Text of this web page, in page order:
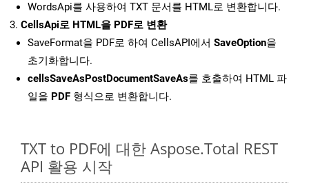
WordsApi를 사용하여 TXT 문서를 HTML로 변환합니다.
CellsApi로 HTML을 PDF로 변환
SaveFormat을 PDF로 하여 CellsAPI에서 SaveOption을
초기화합니다.
cellsSaveAsPostDocumentSaveAs를 호출하여 HTML 파
일을 PDF 형식으로 변환합니다.
TXT to PDF에 대한 Aspose.Total REST
API 활용 시작